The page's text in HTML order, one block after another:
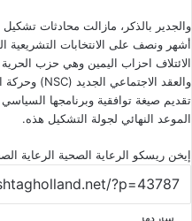
والجدير بالذكر، مازالت محادثات
أشهر ونصف على الانتخابات
تقديم صيغة توافقية وبرنامجها السياسي
الموعد النهائي لجولة التشكيل هذه.
إيخن ريسكو الرعاية الصحية الرعاية
شاركها